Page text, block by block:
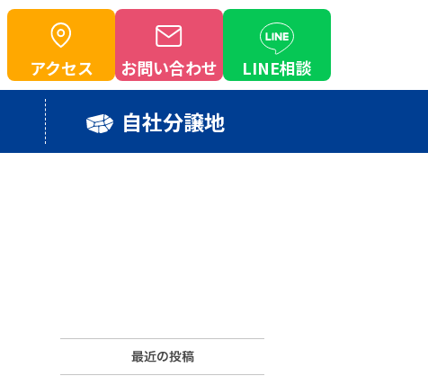
アクセス お問い合わせ LINE相談
自社分譲地